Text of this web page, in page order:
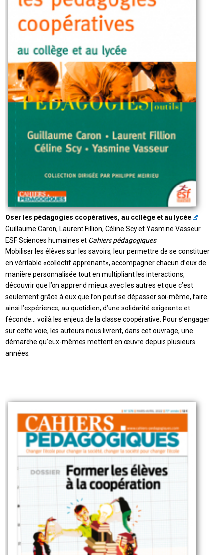
Oser les pédagogies coopératives, au collège et au lycée
Guillaume Caron, Laurent Fillion, Céline Scy et Yasmine Vasseur.
ESF Sciences humaines et Cahiers pédagogiques
Mobiliser les élèves sur les savoirs, leur permettre de se constituer
en véritable «collectif apprenant», accompagner chacun d’eux de
manière personnalisée tout en multipliant les interactions,
découvrir que l’on apprend mieux avec les autres et que c’est
seulement grâce à eux que l’on peut se dépasser soi-même, faire
ainsi l’expérience, au quotidien, d’une solidarité exigeante et
féconde… voilà les enjeux de la classe coopérative. Pour s’engager
sur cette voie, les auteurs nous livrent, dans cet ouvrage, une
démarche qu’eux-mêmes mettent en œuvre depuis plusieurs
années.